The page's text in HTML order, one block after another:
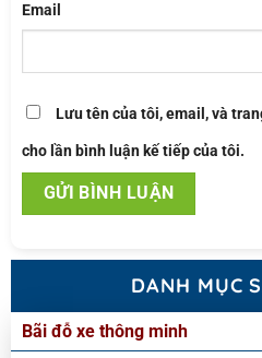
Email
Lưu tên của tôi, email, và
cho lần bình luận kế tiếp của tôi.
DANH MỤC
Bãi đỗ xe thông minh